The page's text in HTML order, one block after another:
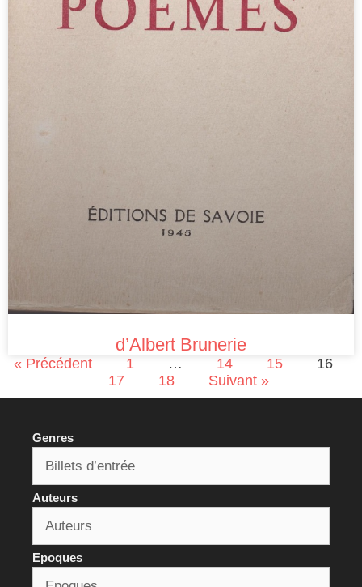
d’Albert Brunerie
« Précédent 1 … 14 15
16
17
18 Suivant »
Genres
Auteurs
Epoques